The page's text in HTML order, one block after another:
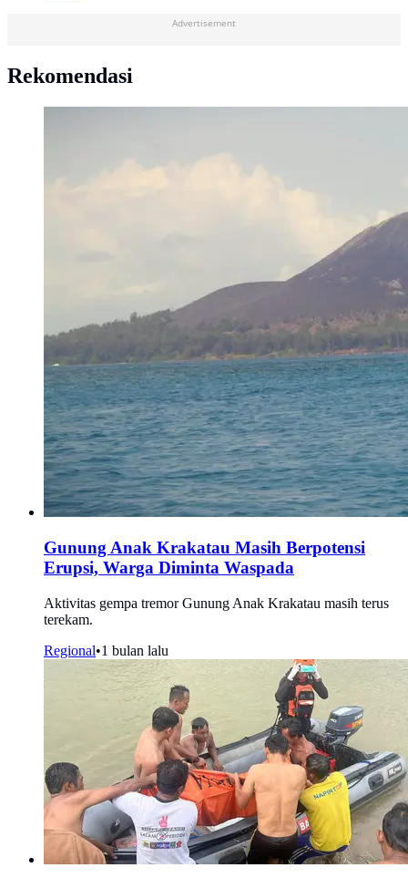
Advertisement
Rekomendasi
Gunung Anak Krakatau Masih Berpotensi
Erupsi, Warga Diminta Waspada
Aktivitas gempa tremor Gunung Anak Krakatau masih terus
terekam.
Regional•1 bulan lalu